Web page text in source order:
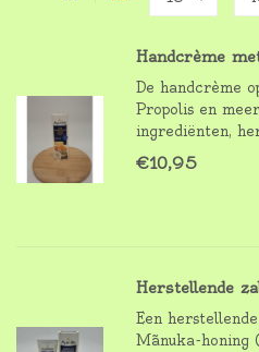
Handcrème
De handcrème
Propolis en
ingrediënten,
beschadigde,
huid voor
bevordert het
€10,95
Herstellende
Een
Mãnuka-honing